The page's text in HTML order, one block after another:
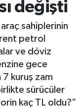
değişti
sahiplerinin
petrol
ve döviz
gece
7 kuruş zam
sürücüler
kaç TL oldu?”